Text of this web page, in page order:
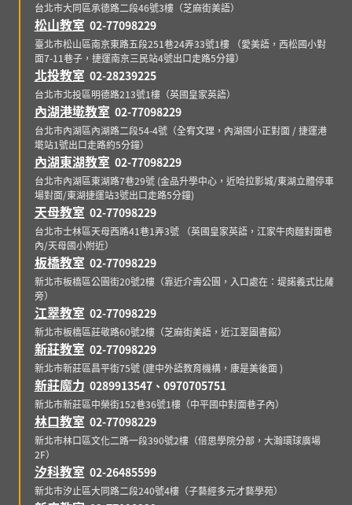
台北市大同區承德路二段46號3樓（芝麻街美語）
松山教室 02-77098229
臺北市松山區南京東路五段251巷24弄33號1樓 （愛美語，西松國小對
面7-11巷子，捷運南京三民站4號出口走路5分鐘）
北投教室 02-28239225
台北市北投區明德路213號1樓（英國皇家英語）
內湖港墘教室 02-77098229
台北市內湖區內湖路二段54-4號（全宥文理，內湖國小正對面 / 捷運港
墘站1號出口走路約5分鐘）
內湖東湖教室 02-77098229
台北市內湖區東湖路7巷29號 (金品升學中心，近哈拉影城/東湖立體停車
場對面/東湖捷運站3號出口走路5分鐘)
天母教室 02-77098229
台北市士林區天母西路41巷1弄3號 （英國皇家英語，江家牛肉麵對面巷
內/天母國小附近）
板橋教室 02-77098229
新北市板橋區公園街20號2樓（靠近介壽公園，入口處在：堤諾義式比薩
旁）
江翠教室 02-77098229
新北市板橋區莊敬路60號2樓（芝麻街美語，近江翠圖書館）
新莊教室 02-77098229
新北市新莊區昌平街75號 (建中外語教育機構，康是美後面 )
新莊魔力 0289913547、0970705751
新北市新莊區中榮街152巷36號1樓（中平國中對面巷子內）
林口教室 02-77098229
新北市林口區文化二路一段390號2樓（倍思學院分部，大瀚環球廣場
2F）
汐科教室 02-26485599
新北市汐止區大同路二段240號4樓（子藝經多元才藝學苑）